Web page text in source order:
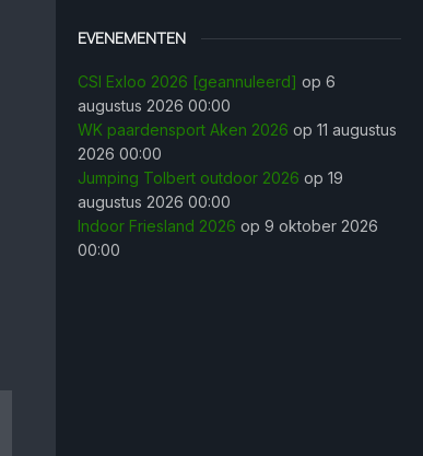
EVENEMENTEN
CSI Exloo 2026 [geannuleerd] op 6
augustus 2026 00:00
WK paardensport Aken 2026 op 11 augustus
2026 00:00
Jumping Tolbert outdoor 2026 op 19
augustus 2026 00:00
Indoor Friesland 2026 op 9 oktober 2026
00:00